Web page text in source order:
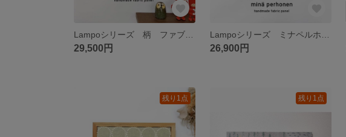
29,500円 26,900円
残り1点 残り1点